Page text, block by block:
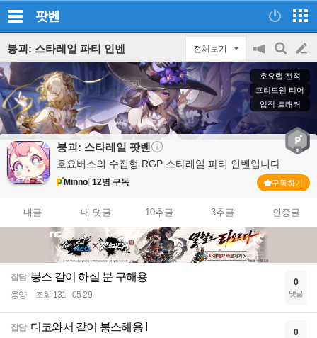
팟벤
붕괴: 스타레일 파티 인벤 전체보기
공
지
on/off
검
색
글
쓰
기
호요랩 전적
프리드웬 티어
업적 트래커
붕괴: 스타레일 팟벤
Minno 12명 구독
호요버스의 수집형 RGP 스타레일 파티 인벤입니다
구독하기
내글 내 댓글 10추글 3추글 인증글
잡담 붕스 같이 하실 분 구해용
웅양 조회 131 05-29
0
댓글
잡담 디코와서 같이 붕스해용 ! 0